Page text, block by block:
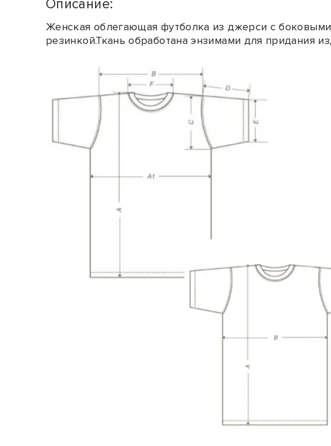
Описание:
Женская облегающая футболка из джерси c
резинкой.Ткань обработана энзимами для придания